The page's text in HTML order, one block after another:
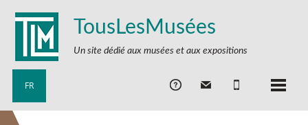
TousLesMusées
Un site dédié aux musées et aux expositions
FR